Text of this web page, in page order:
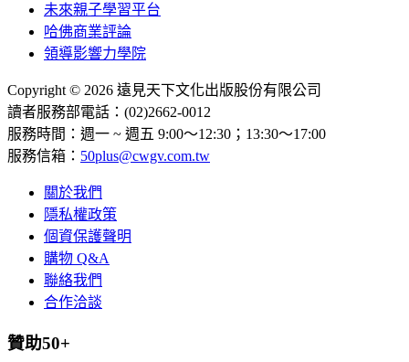
未來親子學習平台
哈佛商業評論
領導影響力學院
Copyright © 2026 遠見天下文化出版股份有限公司
讀者服務部電話：(02)2662-0012
服務時間：週一 ~ 週五 9:00～12:30；13:30～17:00
服務信箱： 50plus@cwgv.com.tw
關於我們
隱私權政策
個資保護聲明
購物 Q&A
聯絡我們
合作洽談
贊助50+